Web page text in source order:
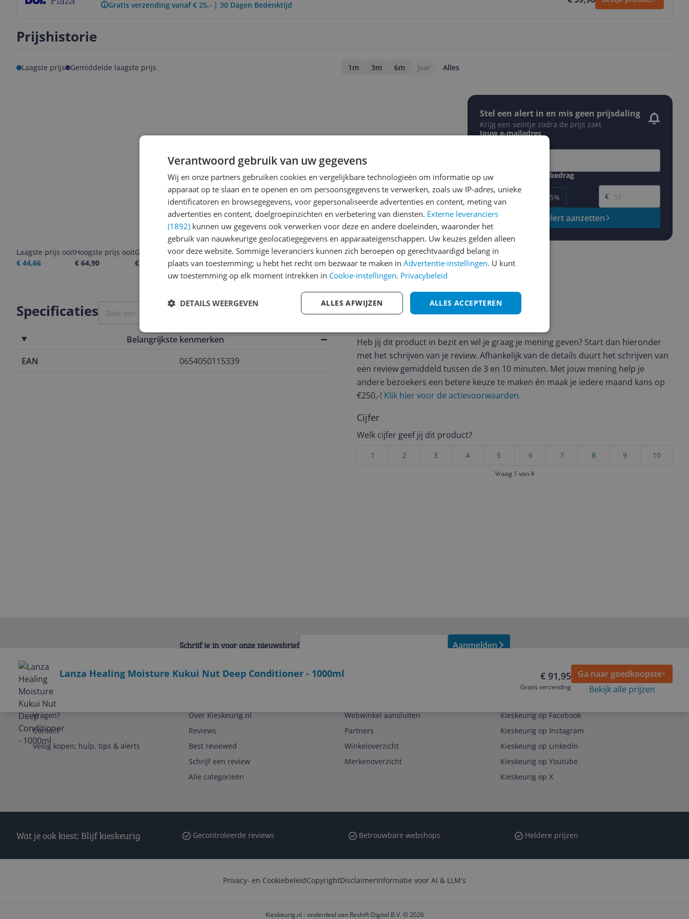
Gratis verzending vanaf € 25,- | 30 Dagen Bedenktijd
Prijshistorie
Laagste prijs Gemiddelde laagste prijs 1m 3m 6m Jaar Alles
Laagste prijs ooit
€ 44,66
Hoogste prijs ooit
€ 64,90
Goedkoopste nu
€ 59,90
Laatste prijsupdate
06-08-2026
Stel een alert in en mis geen prijsdaling
Krijg een seintje zodra de prijs zakt
Jouw e-mailadres
Gewenste daling of bedrag
-15%
Gewenste prijs
€
Prijsalert aanzetten
Specificaties
Belangrijkste kenmerken
EAN
0654050115339
Reviews
Heb jij dit product in bezit en wil je graag je mening geven? Start dan hieronder
met het schrijven van je review. Afhankelijk van de details duurt het schrijven van
een review gemiddeld tussen de 3 en 10 minuten. Met jouw mening help je
andere bezoekers een betere keuze te maken én maak je iedere maand kans op
€250,-! Klik hier voor de actievoorwaarden.
Cijfer
Welk cijfer geef jij dit product?
10
9
8
7
6
5
4
3
2
1
Vraag 1 van 4
Lanza Healing Moisture Kukui Nut Deep Conditioner - 1000ml € 91,95
Gratis verzending
Ga naar goedkoopste
Bekijk alle prijzen
Schrijf je in voor onze nieuwsbrief Aanmelden
Service
Vragen?
Contact
Veilig kopen; hulp, tips & alerts
Over Kieskeurig.nl
Reviews
Best reviewed
Schrijf een review
Alle categorieën
Webwinkel aansluiten
Partners
Winkeloverzicht
Merkenoverzicht
Kieskeurig op Facebook
Kieskeurig op Instagram
Kieskeurig op LinkedIn
Kieskeurig op Youtube
Kieskeurig op X
Wat je ook kiest: Blijf kieskeurig Gecontroleerde reviews Betrouwbare webshops Heldere prijzen
Privacy- en CookiebeleidCopyrightDisclaimerInformatie voor AI & LLM's
Kieskeurig.nl - onderdeel van Reshift Digital B.V. © 2026
Verantwoord gebruik van uw gegevens
Wij en onze partners gebruiken cookies en vergelijkbare technologieën om informatie op uw
apparaat op te slaan en te openen en om persoonsgegevens te verwerken, zoals uw IP-adres, unieke
identificatoren en browsegegevens, voor gepersonaliseerde advertenties en content, meting van
advertenties en content, doelgroepinzichten en verbetering van diensten. Externe leveranciers
(1892) kunnen uw gegevens ook verwerken voor deze en andere doeleinden, waaronder het
gebruik van nauwkeurige geolocatiegegevens en apparaateigenschappen. Uw keuzes gelden alleen
voor deze website. Sommige leveranciers kunnen zich beroepen op gerechtvaardigd belang in
plaats van toestemming; u hebt het recht om bezwaar te maken in Advertentie-instellingen. U kunt
uw toestemming op elk moment intrekken in Cookie-instellingen. Privacybeleid
ALLES ACCEPTEREN
ALLES AFWIJZEN
DETAILS WEERGEVEN